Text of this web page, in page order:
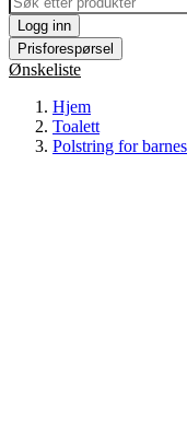
Logg inn
Prisforespørsel
Ønskeliste
Hjem
Toalett
Polstring for